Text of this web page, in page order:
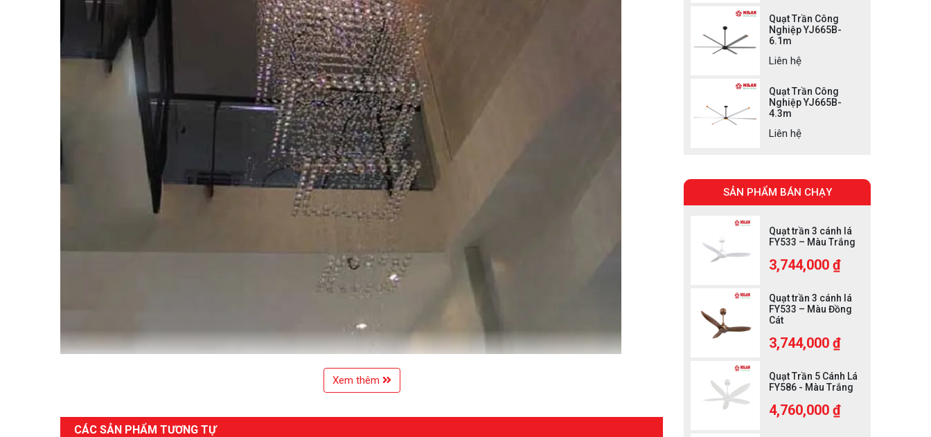
Xem thêm
CÁC SẢN PHẨM TƯƠNG TỰ
Quạt Trần Công
Nghiệp YJ665B-
6.1m
Liên hệ
Quạt Trần Công
Nghiệp YJ665B-
4.3m
Liên hệ
SẢN PHẨM BÁN CHẠY
Quạt trần 3 cánh lá
FY533 – Màu Trắng
3,744,000 ₫
Quạt trần 3 cánh lá
FY533 – Màu Đồng
Cát
3,744,000 ₫
Quạt Trần 5 Cánh Lá
FY586 - Màu Trắng
4,760,000 ₫